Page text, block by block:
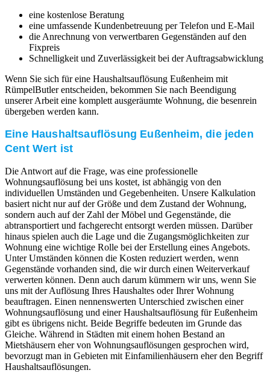
eine kostenlose Beratung
eine umfassende Kundenbetreuung per Telefon und E-Mail
die Anrechnung von verwertbaren Gegenständen auf den
Fixpreis
Schnelligkeit und Zuverlässigkeit bei der Auftragsabwicklung
Wenn Sie sich für eine Haushaltsauflösung Eußenheim mit
RümpelButler entscheiden, bekommen Sie nach Beendigung
unserer Arbeit eine komplett ausgeräumte Wohnung, die besenrein
übergeben werden kann.
Eine Haushaltsauflösung Eußenheim, die jeden
Cent Wert ist
Die Antwort auf die Frage, was eine professionelle
Wohnungsauflösung bei uns kostet, ist abhängig von den
individuellen Umständen und Gegebenheiten. Unsere Kalkulation
basiert nicht nur auf der Größe und dem Zustand der Wohnung,
sondern auch auf der Zahl der Möbel und Gegenstände, die
abtransportiert und fachgerecht entsorgt werden müssen. Darüber
hinaus spielen auch die Lage und die Zugangsmöglichkeiten zur
Wohnung eine wichtige Rolle bei der Erstellung eines Angebots.
Unter Umständen können die Kosten reduziert werden, wenn
Gegenstände vorhanden sind, die wir durch einen Weiterverkauf
verwerten können. Denn auch darum kümmern wir uns, wenn Sie
uns mit der Auflösung Ihres Haushaltes oder Ihrer Wohnung
beauftragen. Einen nennenswerten Unterschied zwischen einer
Wohnungsauflösung und einer Haushaltsauflösung für Eußenheim
gibt es übrigens nicht. Beide Begriffe bedeuten im Grunde das
Gleiche. Während in Städten mit einem hohen Bestand an
Mietshäusern eher von Wohnungsauflösungen gesprochen wird,
bevorzugt man in Gebieten mit Einfamilienhäusern eher den Begriff
Haushaltsauflösungen.